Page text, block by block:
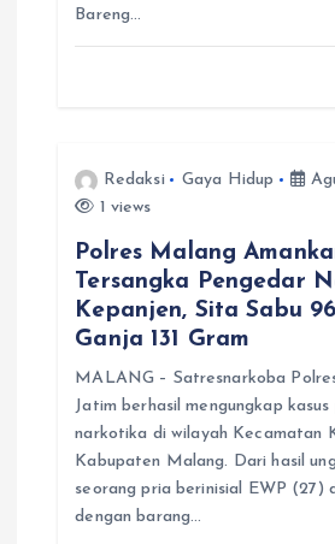
Bareng…
Redaksi Gaya Hidup
1 views
Polres Malang
Tersangka Pengedar
Kepanjen, Sita Sabu
Ganja 131 Gram
MALANG – Satresnarkoba
Jatim berhasil mengungkap
narkotika di wilayah Kecamatan
Kabupaten Malang. Dari hasil
seorang pria berinisial EWP (27)
dengan barang…